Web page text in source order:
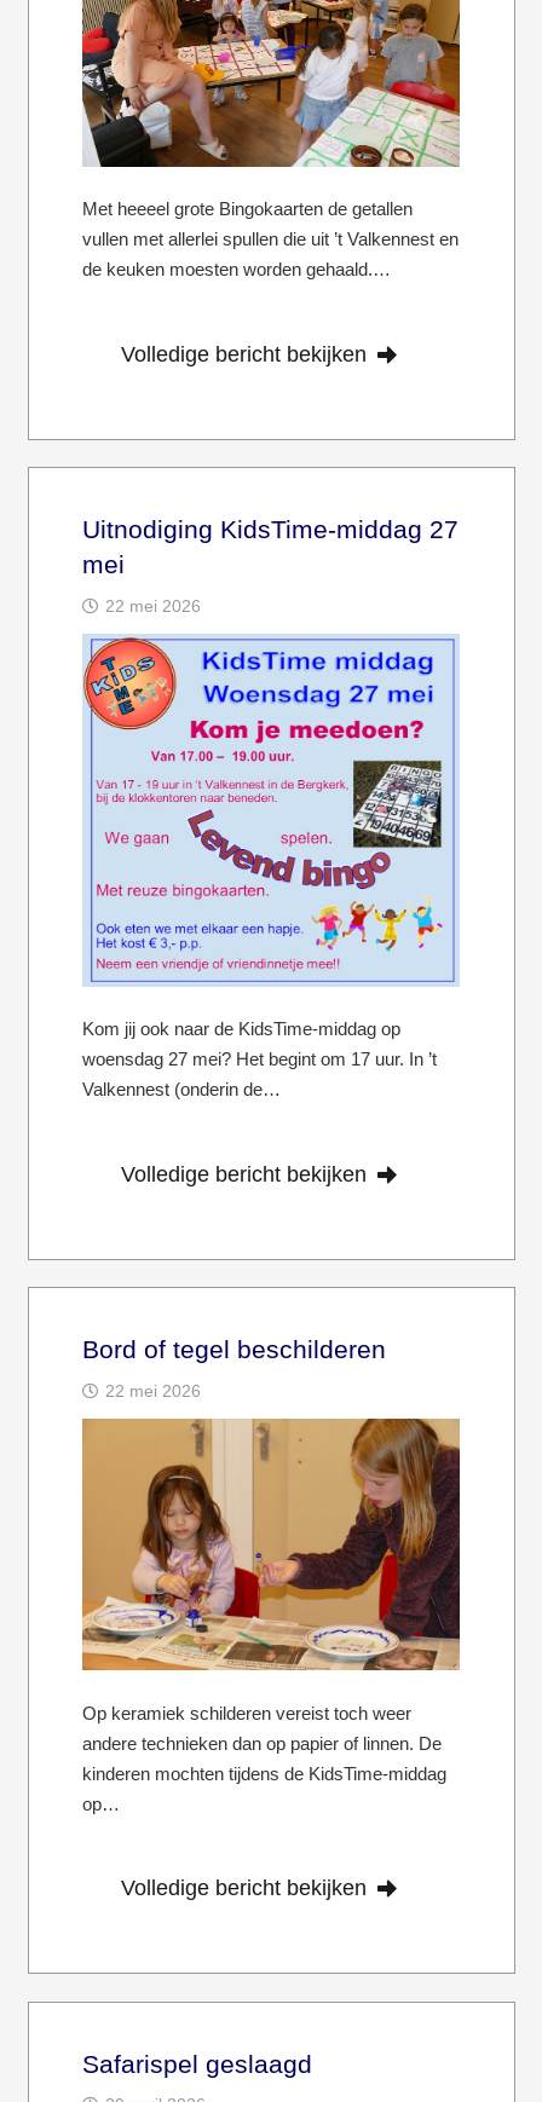
Met heeeel grote Bingokaarten de getallen
vullen met allerlei spullen die uit ’t Valkennest en
de keuken moesten worden gehaald.…
Volledige bericht bekijken
Uitnodiging KidsTime-middag 27
mei
22 mei 2026
Kom jij ook naar de KidsTime-middag op
woensdag 27 mei? Het begint om 17 uur. In ’t
Valkennest (onderin de…
Volledige bericht bekijken
Bord of tegel beschilderen
22 mei 2026
Op keramiek schilderen vereist toch weer
andere technieken dan op papier of linnen. De
kinderen mochten tijdens de KidsTime-middag
op…
Volledige bericht bekijken
Safarispel geslaagd